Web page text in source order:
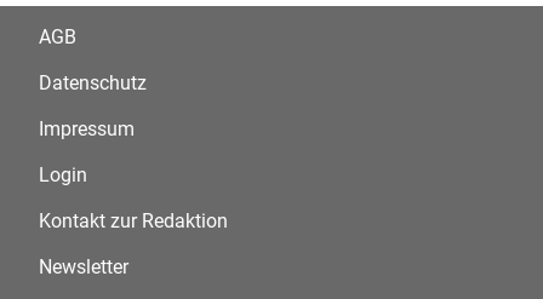
AGB
Datenschutz
Impressum
Login
Kontakt zur Redaktion
Newsletter